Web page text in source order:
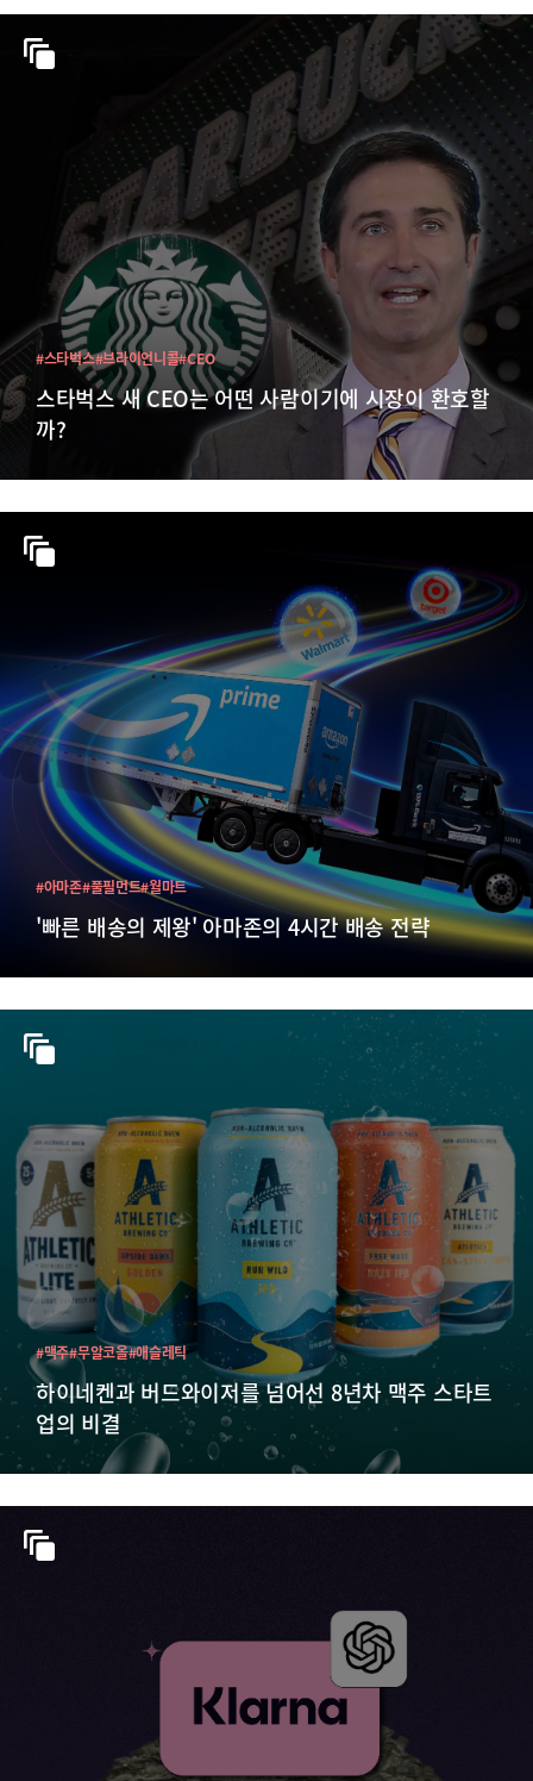
스타벅스 새 CEO는 어떤 사람이기에 시장이 환호할
까?
#스타벅스#브라이언니콜#CEO
'빠른 배송의 제왕' 아마존의 4시간 배송 전략
#아마존#풀필먼트#월마트
하이네켄과 버드와이저를 넘어선 8년차 맥주 스타트
업의 비결
#맥주#무알코올#애슬레틱